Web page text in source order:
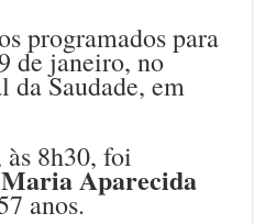
programados para
de janeiro, no
Saudade, em
8h30, foi
Maria Aparecida
anos.